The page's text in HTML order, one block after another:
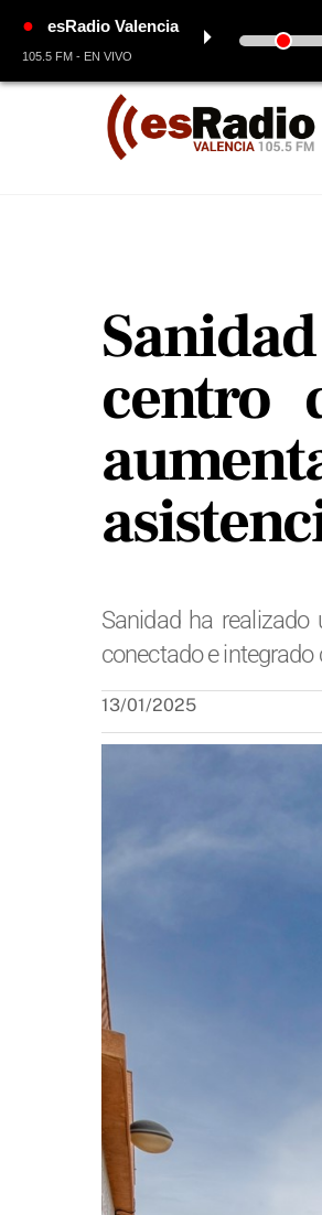
Skip
● esRadio Valencia
105.5 FM - EN VIVO
⏵
centro
Sanidad ha
conectado e
13/01/2025